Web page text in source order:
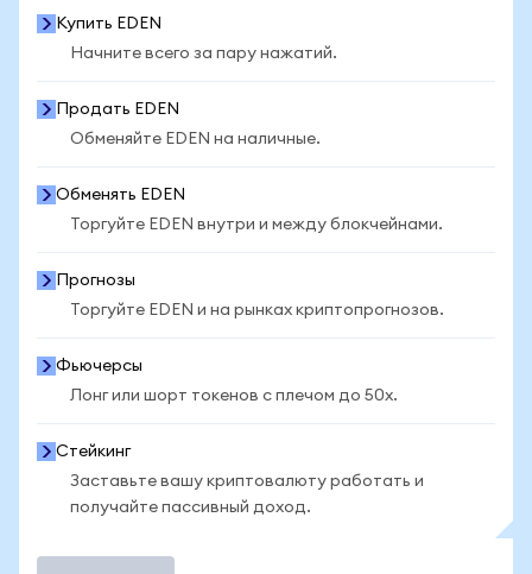
Купить EDEN
Начните всего за пару нажатий.
Продать EDEN
Обменяйте EDEN на наличные.
Обменять EDEN
Торгуйте EDEN внутри и между блокчейнами.
Прогнозы
Торгуйте EDEN и на рынках криптопрогнозов.
Фьючерсы
Лонг или шорт токенов с плечом до 50x.
Стейкинг
Заставьте вашу криптовалюту работать и
получайте пассивный доход.